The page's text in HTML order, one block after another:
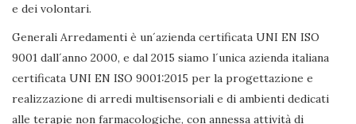
e dei volontari.
Generali Arredamenti è un´azienda certificata UNI EN ISO
9001 dall´anno 2000, e dal 2015 siamo l´unica azienda italiana
certificata UNI EN ISO 9001:2015 per la progettazione e
realizzazione di arredi multisensoriali e di ambienti dedicati
alle terapie non farmacologiche, con annessa attività di